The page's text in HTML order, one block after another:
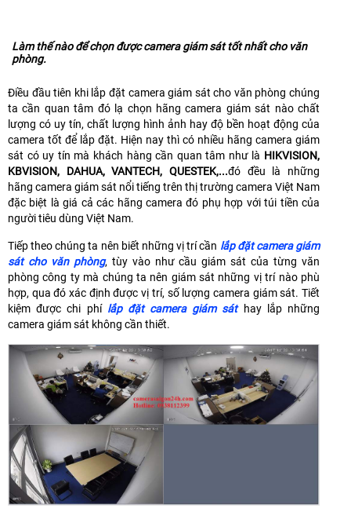
Làm thế nào để chọn được camera giám sát tốt nhất cho văn
phòng.
Điều đầu tiên khi lắp đặt camera giám sát cho văn phòng chúng
ta cần quan tâm đó lạ chọn hãng camera giám sát nào chất
lượng có uy tín, chất lượng hình ảnh hay độ bền hoạt động của
camera tốt để lắp đặt. Hiện nay thì có nhiều hãng camera giám
sát có uy tín mà khách hàng cần quan tâm như là HIKVISION,
KBVISION, DAHUA, VANTECH, QUESTEK,...đó đều là những
hãng camera giám sát nổi tiếng trên thị trường camera Việt Nam
đặc biệt là giá cả các hãng camera đó phụ hợp với túi tiền của
người tiêu dùng Việt Nam.
Tiếp theo chúng ta nên biết những vị trí cần lắp đặt camera giám
sát cho văn phòng, tùy vào như cầu giám sát của từng văn
phòng công ty mà chúng ta nên giám sát những vị trí nào phù
hợp, qua đó xác định được vị trí, số lượng camera giám sát. Tiết
kiệm được chi phí lắp đặt camera giám sáthay lắp những
camera giám sát không cần thiết.